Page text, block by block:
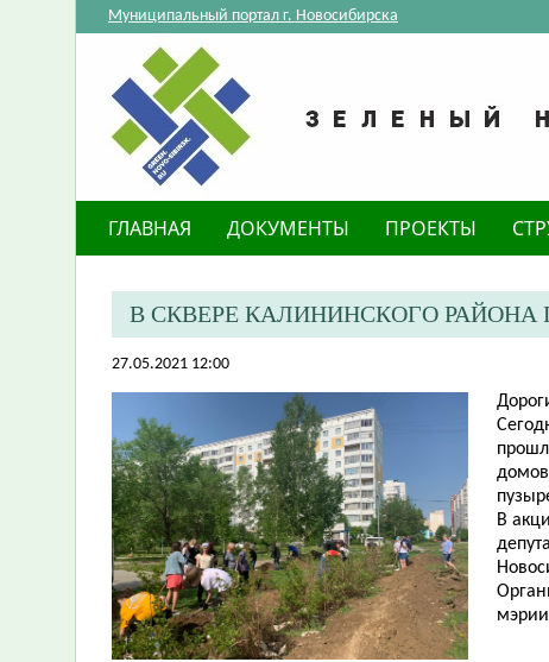
Муниципальный портал г. Новосибирска
ГЛАВНАЯ ДОКУМЕНТЫ ПРОЕКТЫ
В СКВЕРЕ КАЛИНИНСКОГО
27.05.2021 12:00
В